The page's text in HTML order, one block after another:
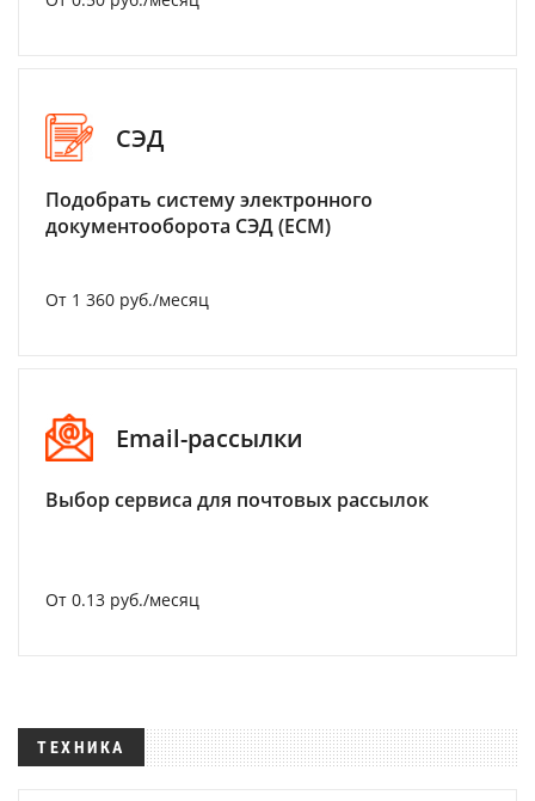
СЭД
Подобрать систему электронного
документооборота СЭД (ECM)
От 1 360 руб./месяц
Email-рассылки
Выбор сервиса для почтовых рассылок
От 0.13 руб./месяц
ТЕХНИКА